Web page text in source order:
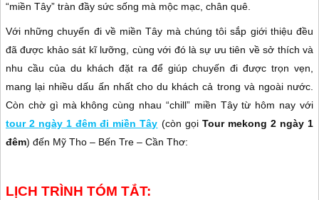
“miền Tây” tràn đầy sức sống mà mộc mạc, chân quê.
Với những chuyến đi về miền Tây mà chúng tôi sắp giới thiệu đều
đã được khảo sát kĩ lưỡng, cùng với đó là sự ưu tiên về sở thích và
nhu cầu của du khách đặt ra để giúp chuyến đi được trọn vẹn,
mang lại nhiều dấu ấn nhất cho du khách cả trong và ngoài nước.
Còn chờ gì mà không cùng nhau “chill” miền Tây từ hôm nay với
tour 2 ngày 1 đêm đi miền Tây (còn gọi Tour mekong 2 ngày 1
đêm) đến Mỹ Tho – Bến Tre – Cần Thơ:
LỊCH TRÌNH TÓM TẮT: